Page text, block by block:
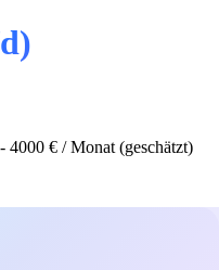
4000 € / Monat (geschätzt)